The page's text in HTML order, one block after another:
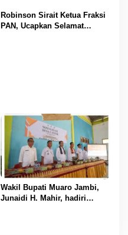
Masuk
Robinson Sirait Ketua Fraksi
PAN, Ucapkan Selamat
Wakil Bupati Muaro Jambi,
Junaidi H. Mahir, hadiri